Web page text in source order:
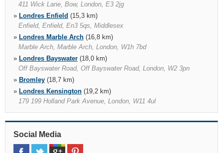
411 Wick Lane, Bow, London, E3 2jg
» Londres Enfield (15,3 km)
Enfield, Enfield, En3 5qs, Middlesex
» Londres Marble Arch (16,8 km)
Marble Arch, Marble Arch, London, W1h 7bd
» Londres Bayswater (18,0 km)
Off Bayswater Road, Off Bayswater Road, London, W2 3pn
» Bromley (18,7 km)
» Londres Kensington (19,2 km)
179 199 Holland Park Avenue, London, W11 4ul
»Londres Finchley(19,5 km)
Silverstone Garage, Silverstone Garage, Finchley, N12 8qr
»London Park Royal
Park Royal, Park Royal, London, Nw10 8ld
Social Media